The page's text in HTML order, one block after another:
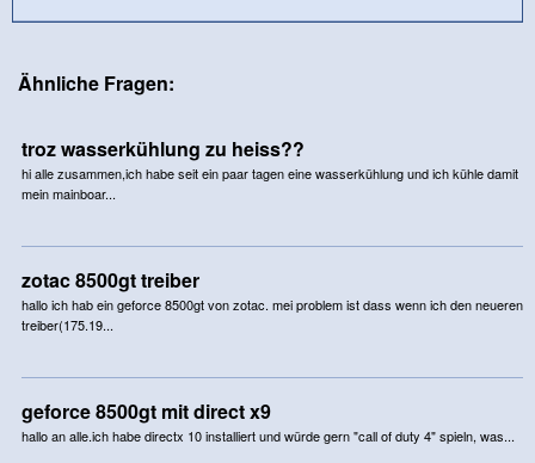
Ähnliche Fragen:
troz wasserkühlung zu heiss??
hi alle zusammen,ich habe seit ein paar tagen eine wasserkühlung und ich kühle damit
mein mainboar...
zotac 8500gt treiber
hallo ich hab ein geforce 8500gt von zotac. mei problem ist dass wenn ich den neueren
treiber(175.19...
geforce 8500gt mit direct x9
hallo an alle.ich habe directx 10 installiert und würde gern "call of duty 4" spieln, was...